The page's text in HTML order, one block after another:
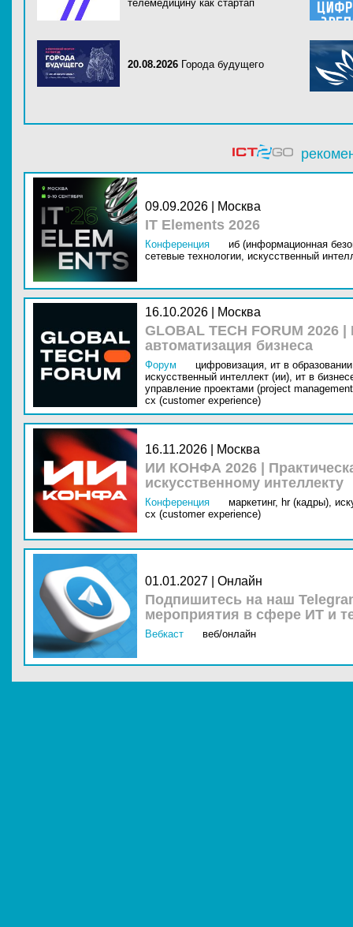
телемедицину как стартап
20.08.2026 Города будущего
09.09.2026 | Москва
IT Elements 2026
Конференция
иб (информационная
сетевые технологии, искусственный
16.10.2026 | Москва
GLOBAL TECH FORUM
автоматизация бизнеса
Форум цифровизация, ит в
искусственный интеллект (ии), ит в
управление проектами (project
cx (customer experience)
16.11.2026 | Москва
ИИ КОНФА 2026 |
искусственному интеллекту
Конференция маркетинг, hr (кадры),
cx (customer experience)
01.01.2027 | Онлайн
Подпишитесь на наш
мероприятия в сфере ИТ и
Вебкаст веб/онлайн